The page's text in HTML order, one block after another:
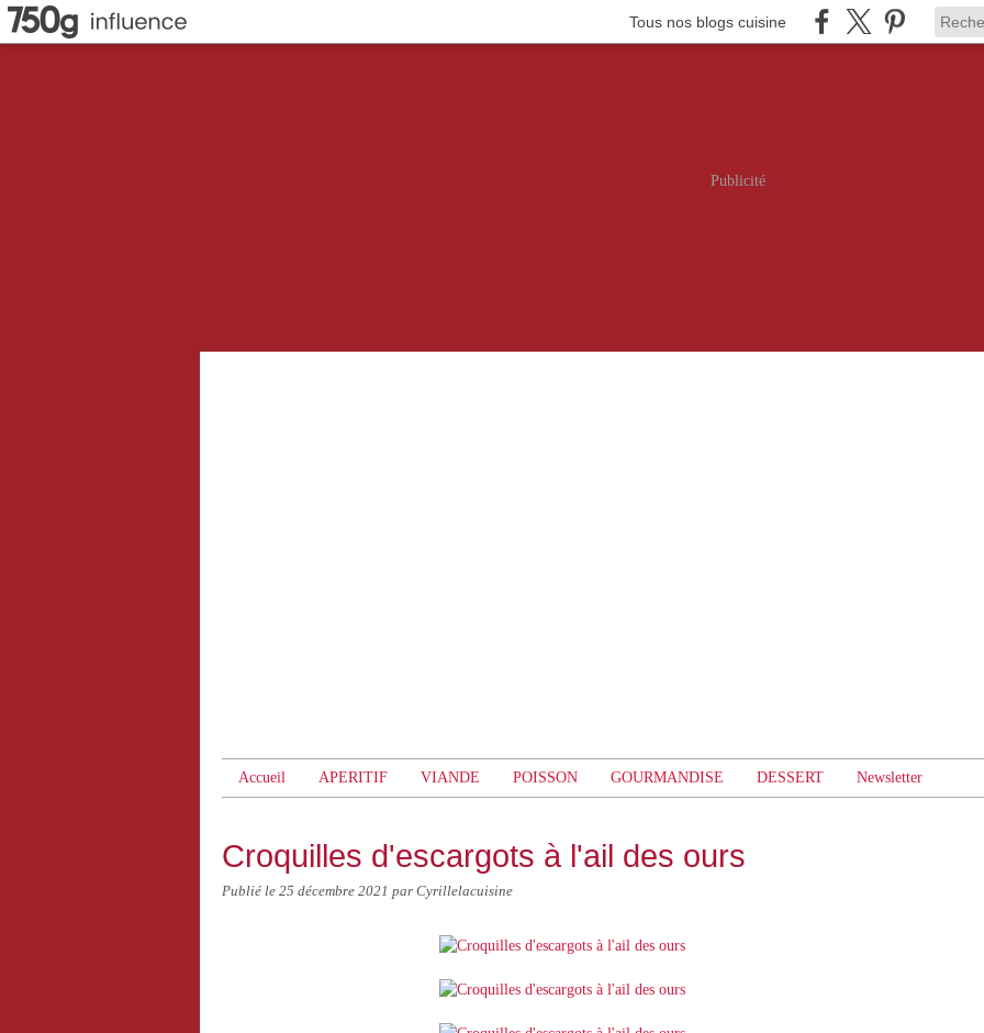
Tous nos blogs cuisine
Publicité
Accueil APERITIF VIANDE POISSON GOURMANDISE DESSERT Newsletter
Croquilles d'escargots à l'ail des ours
Publié le 25 décembre 2021 par Cyrillelacuisine